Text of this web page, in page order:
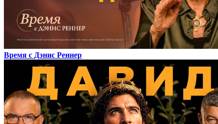
Время с Дэнис Реннер